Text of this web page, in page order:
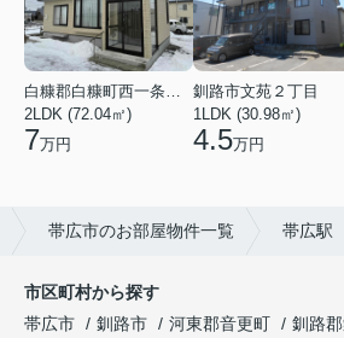
白糠郡白糠町西一条南４丁目
2LDK (72.04㎡)
7万円
釧路市文苑２丁目
1LDK (30.98㎡)
4.5万円
帯広市のお部屋物件一覧 帯広駅
市区町村から探す
帯広市
釧路市 河東郡音更町
釧路